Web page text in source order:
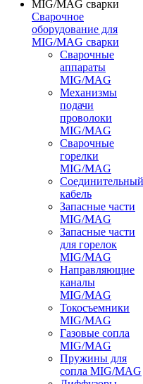
Сварочное
оборудование для
MIG/MAG сварки
Сварочные
аппараты
MIG/MAG
Механизмы
подачи
проволоки
MIG/MAG
Сварочные
горелки
MIG/MAG
Соединительный
кабель
Запасные части
MIG/MAG
Запасные части
для горелок
MIG/MAG
Направляющие
каналы
MIG/MAG
Токосъемники
MIG/MAG
Газовые сопла
MIG/MAG
Пружины для
сопла MIG/MAG